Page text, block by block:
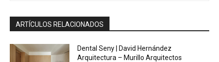
ARTÍCULOS RELACIONADOS
Dental Seny | David Hernández
Arquitectura – Murillo Arquitectos